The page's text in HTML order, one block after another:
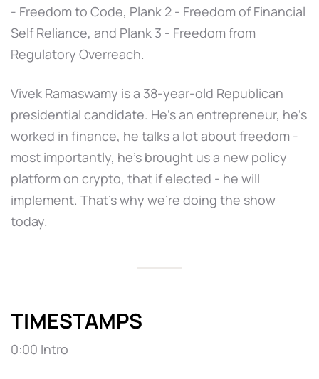
- Freedom to Code, Plank 2 - Freedom of Financial
Self Reliance, and Plank 3 - Freedom from
Regulatory Overreach.
Vivek Ramaswamy is a 38-year-old Republican
presidential candidate. He’s an entrepreneur, he’s
worked in finance, he talks a lot about freedom -
most importantly, he’s brought us a new policy
platform on crypto, that if elected - he will
implement. That’s why we’re doing the show
today.
TIMESTAMPS
0:00 Intro